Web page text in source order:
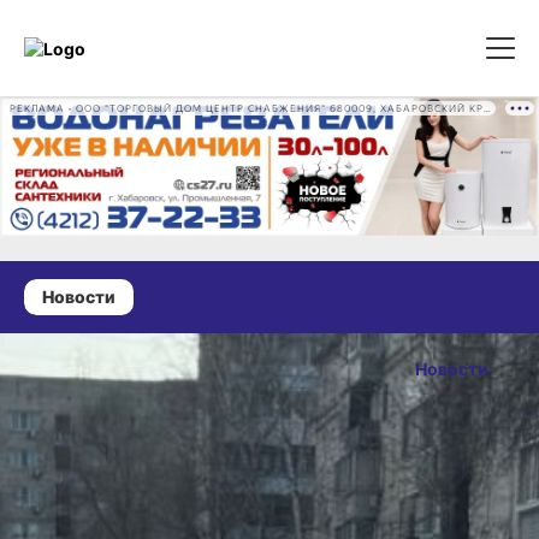
Новости
14 апреля 2025 г., 18:23
Прокуратура
выявила
нарушения
в содержании
дорог
Новости
ОПУБЛИКОВАНО
14 апреля 2025 г.,